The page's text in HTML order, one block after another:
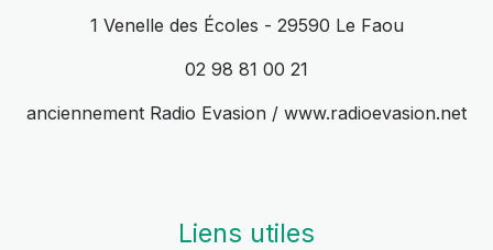
1 Venelle des Écoles - 29590 Le Faou
02 98 81 00 21
anciennement Radio Evasion / www.radioevasion.net
Liens utiles